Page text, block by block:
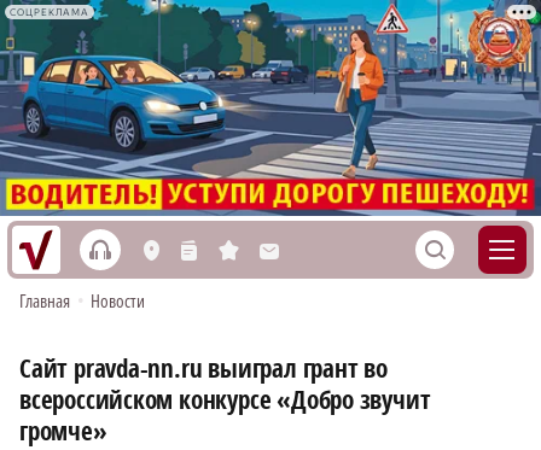
СОЦРЕКЛАМА
h L n s M S
Главная • Новости
Сайт pravda-nn.ru выиграл грант во
всероссийском конкурсе «Добро звучит
громче»